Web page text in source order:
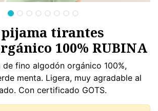
pijama tirantes
100% RUBINA
de fino algodón orgánico 100%,
menta. Ligera, muy agradable al
Con certificado GOTS.